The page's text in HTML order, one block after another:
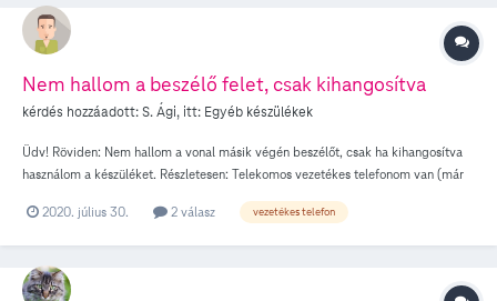
Nem hallom a beszélő felet, csak kihangosítva
kérdés hozzáadott:S. Ági, itt: Egyéb készülékek
Üdv! Röviden: Nem hallom a vonal másik végén beszélőt, csak ha kihangosítva
használom a készüléket. Részletesen: Telekomos vezetékes telefonom van (már
telefonkészülékeim biztosan jók. (Siemens Gigaset) E héten eddig kétszer
hangosabban beszélni, s nem kihangosítva nagyon halkan hallottam őt. Tegnap
2020. július 30. 2 válasz vezetékes telefon